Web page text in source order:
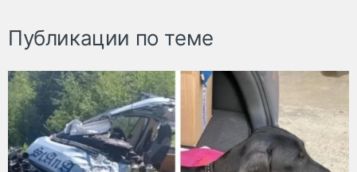
Публикации по теме